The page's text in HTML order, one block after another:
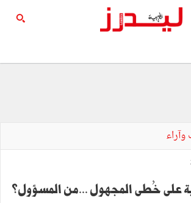
على خُطى المجهول ...من المسؤول؟